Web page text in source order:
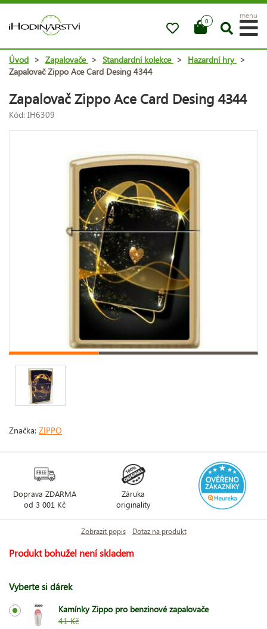
0
menu
Úvod > Zapalovače > Standardní kolekce > Hazardní hry >
Zapalovač Zippo Ace Card Desing 4344
Zapalovač Zippo Ace Card Desing 4344
Kód: IH6309
Značka: ZIPPO
Doprava ZDARMA
od 3 001 Kč
Záruka
originality
Zobrazit popis Dotaz na produkt
Produkt bohužel není skladem
Vyberte si dárek
Kamínky Zippo pro benzinové zapalovače
41 Kč